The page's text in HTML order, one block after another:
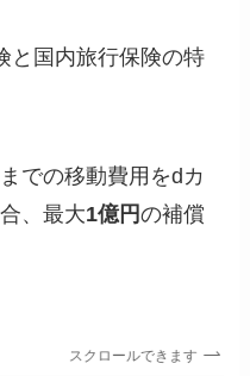
と国内旅行保険の特
での移動費用をdカ
、最大1億円の補償
スクロールできます